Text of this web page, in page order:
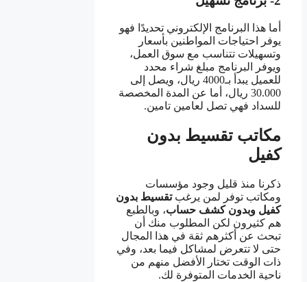
أما هذا البرنامج الإلكتروني تحديدًا فهو
يوفر احتياجات المواطنين بأسعار
وتسهيلات تتناسب مع سوق العمل،
ويوفر البرنامج مبلغ شراء محدد
للعميل يبدأ بـ4000 ريال، ويصل إلى
30.000 ريال، أما عن المدة المخصصة
للسداد فهي تصل لعامين تامين.
مكاتب تقسيط بدون
كفيل
ذكرنا منذ قليل وجود مؤسسات
ومكاتب توفر لمن يرغبتقسيط بدون
كفيل وبدون كشف حساب، وبالطبع
هم كثيرون لكن المطلوب منك أن
تبحث عن أكثرهم ثقة في هذا المجال
حتى لا تتعرض لمشاكل فيما بعد، وفي
ذات الوقت تختار الأفضل منهم من
ناحية الخدمات المتوفرة لك.